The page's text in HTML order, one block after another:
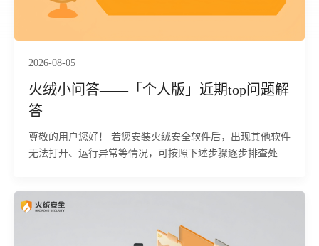
2026-08-05
火绒小问答——「个人版」近期top问题解
答
尊敬的用户您好！ 若您安装火绒安全软件后，出现其他软件
无法打开、运行异常等情况，可按照下述步骤逐步排查处